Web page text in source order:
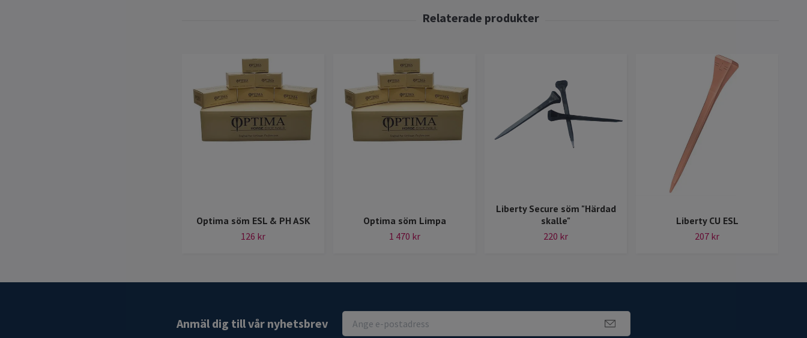
Optima söm ESL & PH ASK
126 kr
Optima söm Limpa
1 470 kr
Liberty Secure söm "Härdad
skalle"
220 kr
Liberty CU ESL
207 kr
Anmäl dig till vår nyhetsbrev